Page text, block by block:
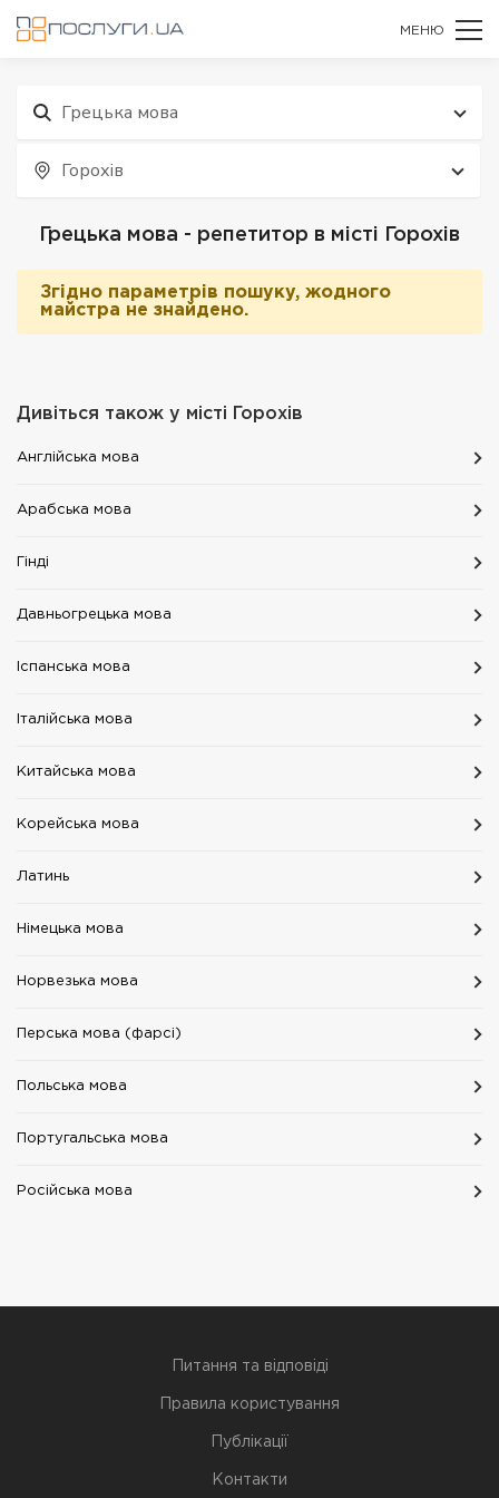
МЕНЮ
Грецька мова
Горохів
Грецька мова - репетитор в місті Горохів
Згідно параметрів пошуку, жодного
майстра не знайдено.
Дивіться також у місті Горохів
Англійська мова
Арабська мова
Гінді
Давньогрецька мова
Іспанська мова
Італійська мова
Китайська мова
Корейська мова
Латинь
Німецька мова
Норвезька мова
Перська мова (фарсі)
Польська мова
Португальська мова
Російська мова
Питання та відповіді
Правила користування
Публікації
Контакти